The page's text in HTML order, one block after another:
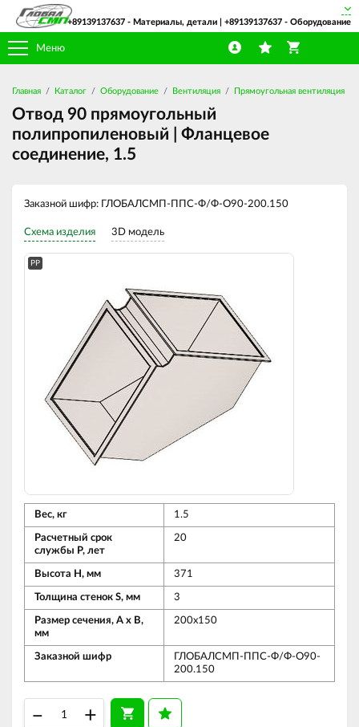
Меню
+89139137637 - Материалы, детали | +89139137637 - Оборудование
Главная Каталог Оборудование Вентиляция Прямоугольная вентиляция
Отвод 90 прямоугольный
полипропиленовый | Фланцевое
соединение, 1.5
Заказной шифр: ГЛОБАЛСМП-ППС-Ф/Ф-О90-200.150
Схема изделия 3D модель
PP
Вес, кг 1.5
Расчетный срок
службы Р, лет
20
Высота Н, мм 371
Толщина стенок S, мм 3
Размер сечения, А х В,
мм
200х150
Заказной шифр
ГЛОБАЛСМП-ППС-Ф/Ф-О90-
200.150
– +